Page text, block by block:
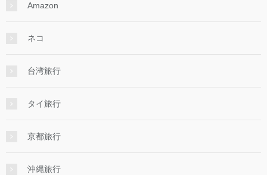
Amazon
ネコ
台湾旅行
タイ旅行
京都旅行
沖縄旅行